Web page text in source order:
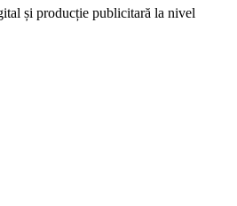
și producție publicitară la nivel